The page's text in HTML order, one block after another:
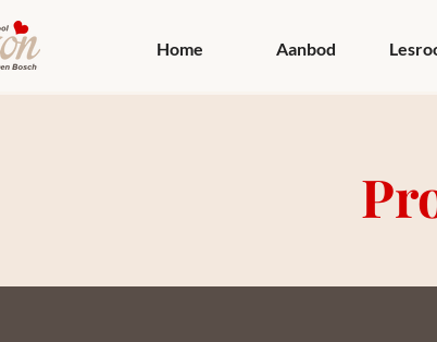
Home Aanbod